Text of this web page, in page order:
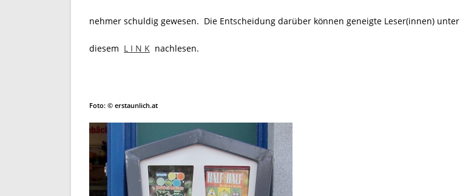
nehmer schuldig gewesen. Die Entscheidung darüber können geneigte Leser(innen) unter
diesem L I N K nachlesen.
Foto: © erstaunlich.at